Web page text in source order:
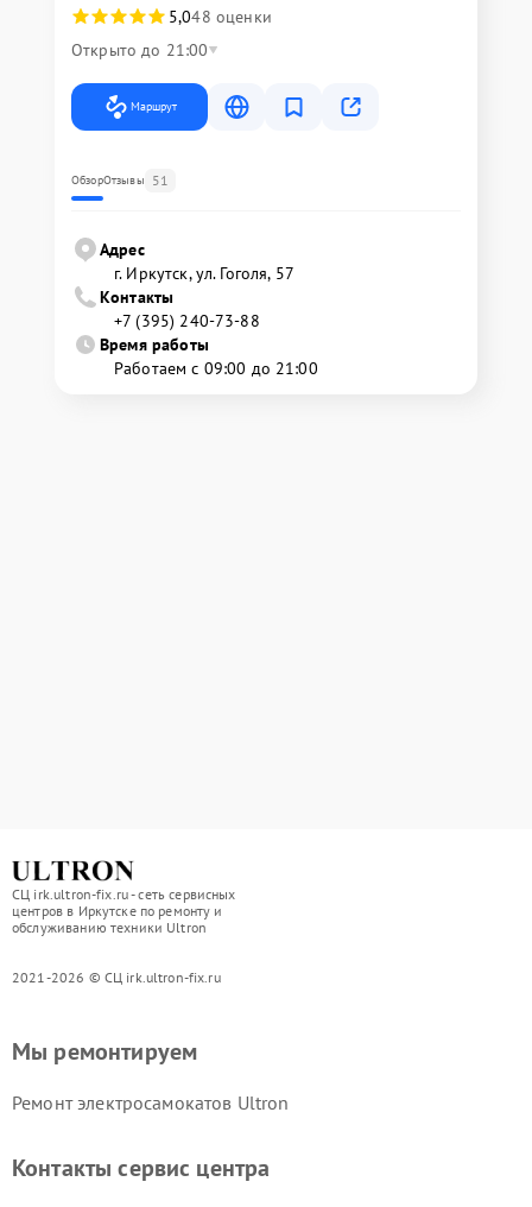
5,048 оценки
Открыто до 21:00
Маршрут
ОбзорОтзывы 51
Адрес
г. Иркутск, ул. ​Гоголя, 57
Контакты
+7 (395) 240-73-88
Время работы
Работаем с 09:00 до 21:00
СЦ irk.ultron-fix.ru - сеть сервисных
центров в Иркутске по ремонту и
обслуживанию техники Ultron
2021-2026 © СЦ irk.ultron-fix.ru
Мы ремонтируем
Ремонт электросамокатов Ultron
Контакты сервис центра